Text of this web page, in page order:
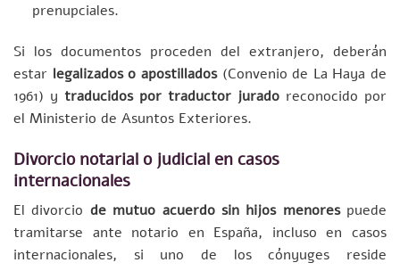
prenupciales.
Si los documentos proceden del extranjero, deberán
estar legalizados o apostillados(Convenio de La Haya de
1961) y traducidos por traductor jurado reconocido por
el Ministerio de Asuntos Exteriores.
Divorcio notarial o judicial en casos
internacionales
El divorcio de mutuo acuerdo sin hijos menorespuede
tramitarse ante notario en España, incluso en casos
internacionales, si uno de los cónyuges reside